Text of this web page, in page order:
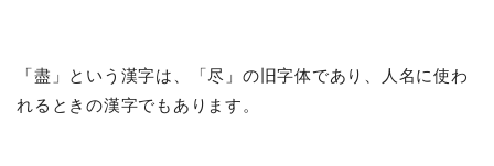
「盡」という漢字は、「尽」の旧字体であり、人名に使わ
れるときの漢字でもあります。